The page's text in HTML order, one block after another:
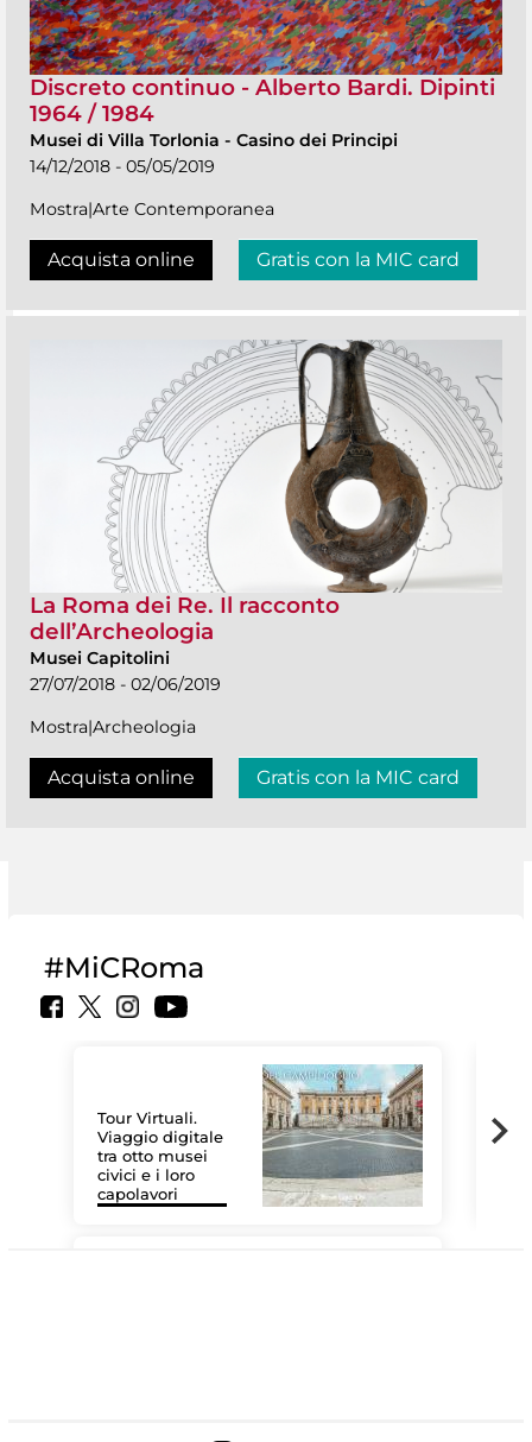
Discreto continuo - Alberto Bardi. Dipinti
1964 / 1984
Musei di Villa Torlonia - Casino dei Principi
14/12/2018 - 05/05/2019
Mostra|Arte Contemporanea
Acquista online Gratis con la MIC card
La Roma dei Re. Il racconto
dell’Archeologia
Musei Capitolini
27/07/2018 - 02/06/2019
Mostra|Archeologia
Acquista online Gratis con la MIC card
#MiCRoma
Tour Virtuali.
Viaggio digitale
tra otto musei
civici e i loro
capolavori